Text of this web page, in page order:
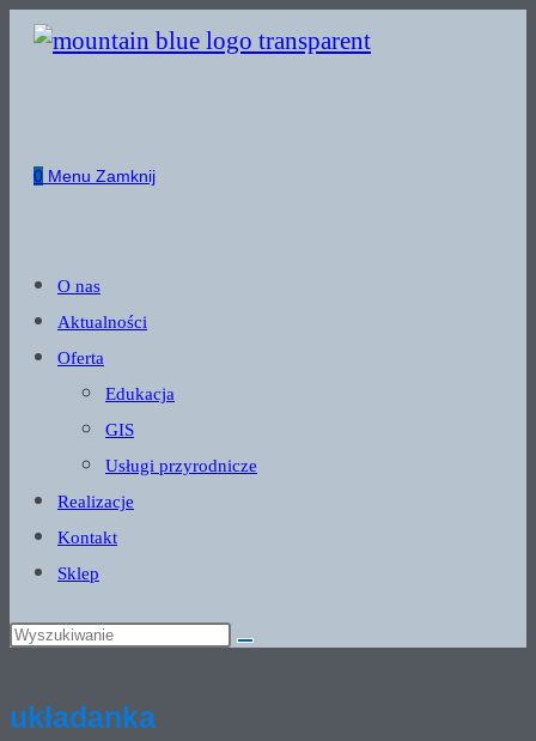
Skip
0 Menu Zamknij
O nas
Aktualności
Oferta
Edukacja
GIS
Usługi przyrodnicze
Realizacje
Kontakt
Sklep
układanka